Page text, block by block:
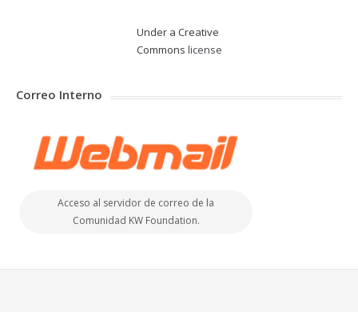
Under a Creative
Commons license
Correo Interno
Acceso al servidor de correo de la
Comunidad KW Foundation.